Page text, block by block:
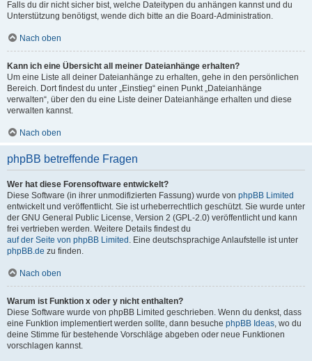
Falls du dir nicht sicher bist, welche Dateitypen du anhängen kannst und du
Unterstützung benötigst, wende dich bitte an die Board-Administration.
Nach oben
Kann ich eine Übersicht all meiner Dateianhänge erhalten?
Um eine Liste all deiner Dateianhänge zu erhalten, gehe in den persönlichen
Bereich. Dort findest du unter „Einstieg“ einen Punkt „Dateianhänge
verwalten“, über den du eine Liste deiner Dateianhänge erhalten und diese
verwalten kannst.
Nach oben
phpBB betreffende Fragen
Wer hat diese Forensoftware entwickelt?
Diese Software (in ihrer unmodifizierten Fassung) wurde von phpBB Limited
entwickelt und veröffentlicht. Sie ist urheberrechtlich geschützt. Sie wurde unter
der GNU General Public License, Version 2 (GPL-2.0) veröffentlicht und kann
frei vertrieben werden. Weitere Details findest du
auf der Seite von phpBB Limited . Eine deutschsprachige Anlaufstelle ist unter
phpBB.de zu finden.
Nach oben
Warum ist Funktion x oder y nicht enthalten?
Diese Software wurde von phpBB Limited geschrieben. Wenn du denkst, dass
eine Funktion implementiert werden sollte, dann besuche phpBB Ideas, wo du
deine Stimme für bestehende Vorschläge abgeben oder neue Funktionen
vorschlagen kannst.